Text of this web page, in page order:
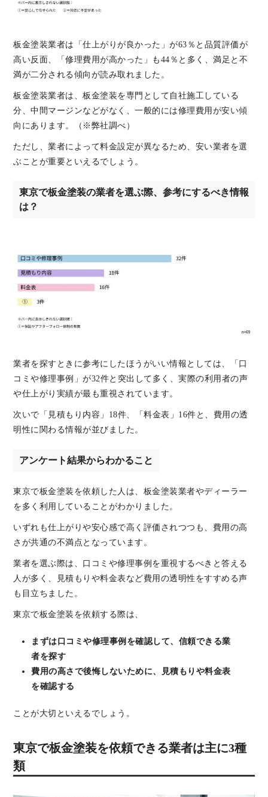
板金塗装業者は「仕上がりが良かった」が63％と品質評価が
高い反面、「修理費用が高かった」も44％と多く、満足と不
満が二分される傾向が読み取れました。
板金塗装業者は、板金塗装を専門として自社施工している
分、中間マージンなどがなく、一般的には修理費用が安い傾
向にあります。（※弊社調べ）
ただし、業者によって料金設定が異なるため、安い業者を選
ぶことが重要といえるでしょう。
東京で板金塗装の業者を選ぶ際、参考にするべき情報
は？
業者を探すときに参考にしたほうがいい情報としては、「口
コミや修理事例」が32件と突出して多く、実際の利用者の声
や仕上がり実績が最も重視されています。
次いで「見積もり内容」18件、「料金表」16件と、費用の透
明性に関わる情報が並びました。
アンケート結果からわかること
東京で板金塗装を依頼した人は、板金塗装業者やディーラー
を多く利用していることがわかりました。
いずれも仕上がりや安心感で高く評価されつつも、費用の高
さが共通の不満点となっています。
業者を選ぶ際は、口コミや修理事例を重視するべきと答える
人が多く、見積もりや料金表など費用の透明性をすすめる声
も目立ちました。
東京で板金塗装を依頼する際は、
まずは口コミや修理事例を確認して、信頼できる業
者を探す
費用の高さで後悔しないために、見積もりや料金表
を確認する
ことが大切といえるでしょう。
東京で板金塗装を依頼できる業者は主に3種
類